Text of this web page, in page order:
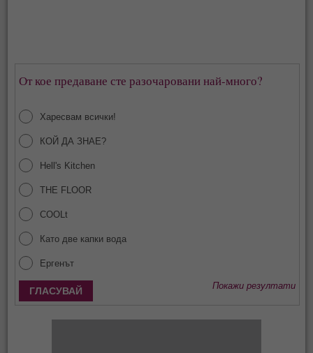
От кое предаване сте разочаровани най-много?
Харесвам всички!
КОЙ ДА ЗНАЕ?
Hell's Kitchen
THE FLOOR
COOLt
Като две капки вода
Ергенът
Покажи резултати